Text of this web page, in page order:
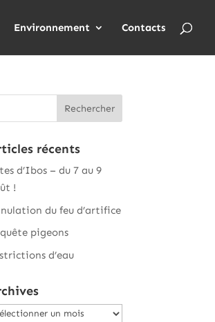
Environnement Contacts
récents
d’Ibos – du 7 au 9
!
du feu d’artifice
pigeons
d’eau